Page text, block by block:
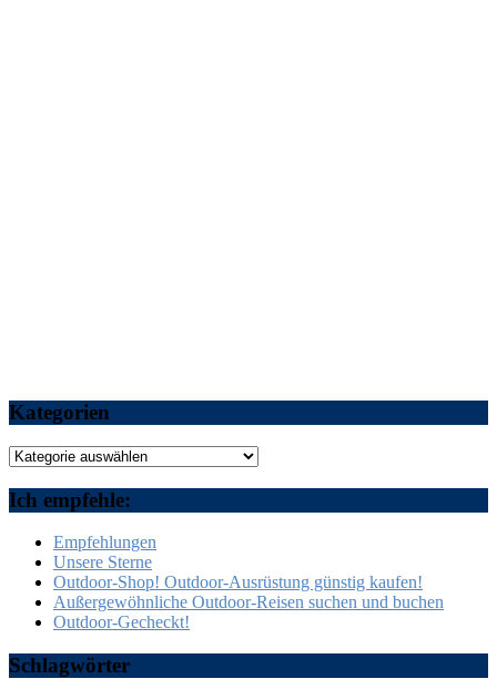
Kategorien
Kategorien
Ich empfehle:
Empfehlungen
Unsere Sterne
Outdoor-Shop! Outdoor-Ausrüstung günstig kaufen!
Außergewöhnliche Outdoor-Reisen suchen und buchen
Outdoor-Gecheckt!
Schlagwörter